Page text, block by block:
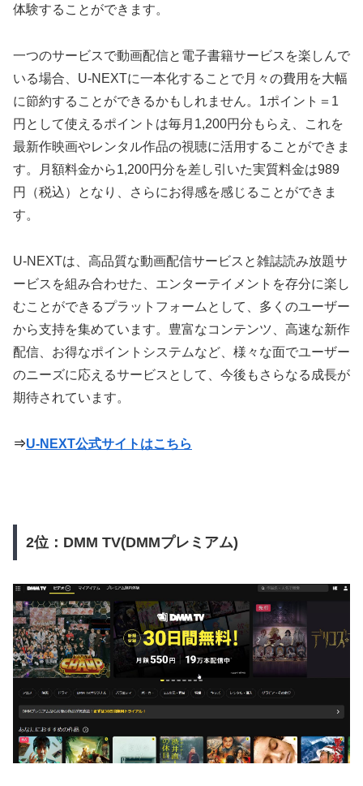
体験することができます。
一つのサービスで動画配信と電子書籍サービスを楽しんで
いる場合、U-NEXTに一本化することで月々の費用を大幅
に節約することができるかもしれません。1ポイント＝1
円として使えるポイントは毎月1,200円分もらえ、これを
最新作映画やレンタル作品の視聴に活用することができま
す。月額料金から1,200円分を差し引いた実質料金は989
円（税込）となり、さらにお得感を感じることができま
す。
U-NEXTは、高品質な動画配信サービスと雑誌読み放題サ
ービスを組み合わせた、エンターテイメントを存分に楽し
むことができるプラットフォームとして、多くのユーザー
から支持を集めています。豊富なコンテンツ、高速な新作
配信、お得なポイントシステムなど、様々な面でユーザー
のニーズに応えるサービスとして、今後もさらなる成長が
期待されています。
⇒U-NEXT公式サイトはこちら
2位：DMM TV(DMMプレミアム)